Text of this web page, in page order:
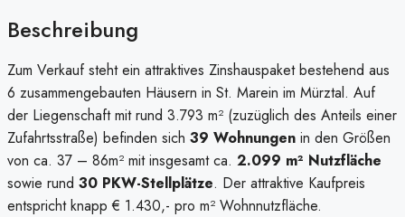
Beschreibung
Zum Verkauf steht ein attraktives Zinshauspaket bestehend aus
6 zusammengebauten Häusern in St. Marein im Mürztal. Auf
der Liegenschaft mit rund 3.793 m² (zuzüglich des Anteils einer
Zufahrtsstraße) befinden sich 39 Wohnungen in den Größen
von ca. 37 – 86m² mit insgesamt ca. 2.099 m² Nutzfläche
sowie rund 30 PKW-Stellplätze. Der attraktive Kaufpreis
entspricht knapp € 1.430,- pro m² Wohnnutzfläche.